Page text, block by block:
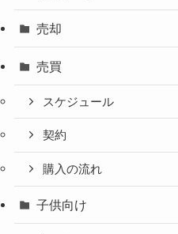
売却
売買
スケジュール
契約
購入の流れ
子供向け